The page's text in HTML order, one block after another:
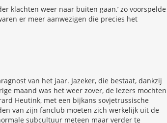
klachten weer naar buiten gaan,’ zo voorspelde
er meer aanwezigen die precies het
van het jaar. Jazeker, die bestaat, dankzij
maand was het weer zover, de lezers mochten
Heutink, met een bijkans sovjetrussische
van zijn fanclub moeten zich werkelijk uit de
subcultuur meteen maar verder te